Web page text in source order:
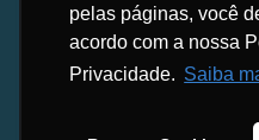
pelas páginas, você
acordo com a nossa
Privacidade. Saiba